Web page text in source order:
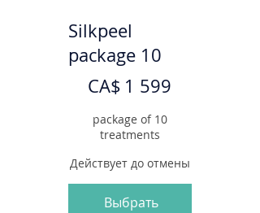
Silkpeel
package 10
CA$ 1 599
package of 10
treatments
Действует до отмены
Выбрать